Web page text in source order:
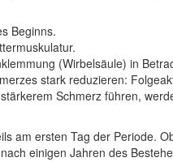
Beginns.
(Wirbelsäule) in
stark reduzieren:
Schmerz führen,
am ersten Tag der Periode.
einigen Jahren des